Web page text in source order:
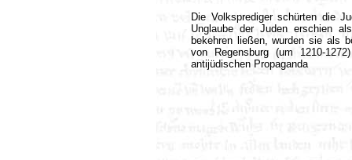
Die Volksprediger schürten die
Unglaube der Juden erschien
bekehren ließen, wurden sie als
von Regensburg (um 1210-
antijüdischen Propaganda